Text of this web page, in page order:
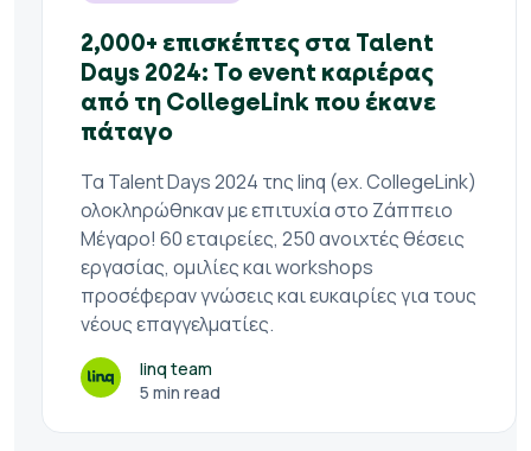
2,000+ επισκέπτες στα Talent
Days 2024: Το event καριέρας
από τη CollegeLink που έκανε
πάταγο
Τα Talent Days 2024 της linq (ex. CollegeLink)
ολοκληρώθηκαν με επιτυχία στο Ζάππειο
Μέγαρο! 60 εταιρείες, 250 ανοιχτές θέσεις
εργασίας, ομιλίες και workshops
προσέφεραν γνώσεις και ευκαιρίες για τους
νέους επαγγελματίες.
linq team
5 min read